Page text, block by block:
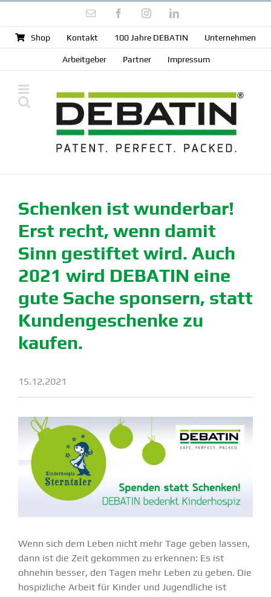
springen
E-
FacebookInstagramLinkedIn
Shop Kontakt 100 Jahre DEBATIN Unter­nehmen
Arbeit­geber Partner Impressum
Schenken ist wunderbar!
Erst recht, wenn damit
Sinn gestiftet wird. Auch
2021 wird DEBATIN eine
gute Sache sponsern, statt
Kunden­ge­schenke zu
kaufen.
15.12.2021
Wenn sich dem Leben nicht mehr Tage geben lassen,
dann ist die Zeit gekommen zu erkennen: Es ist
ohnehin besser, den Tagen mehr Leben zu geben. Die
hospiz­liche Arbeit für Kinder und Jugend­liche ist